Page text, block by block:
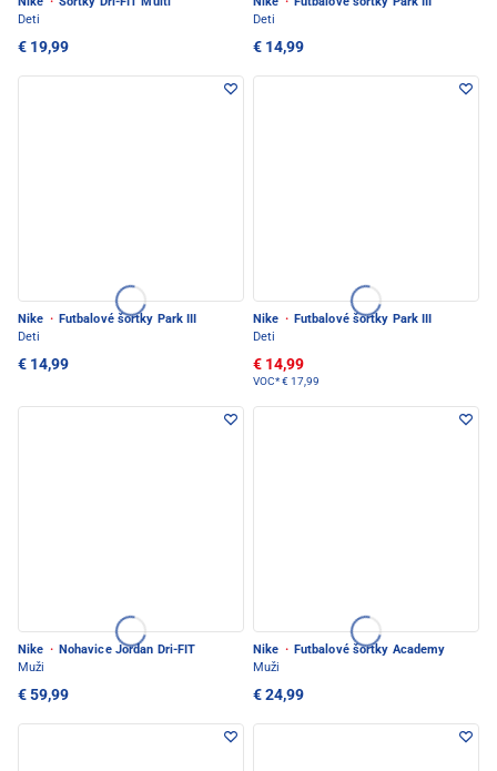
Deti
€ 19,99
Deti
€ 14,99
Nike · Futbalové šortky Park III
Deti
€ 14,99
Nike · Futbalové šortky Park III
Deti
€ 14,99
VOC*€ 17,99
Nike · Nohavice Jordan Dri-FIT
Muži
€ 59,99
Nike · Futbalové šortky Academy
Muži
€ 24,99